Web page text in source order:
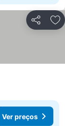
Partilhar
Ver preços